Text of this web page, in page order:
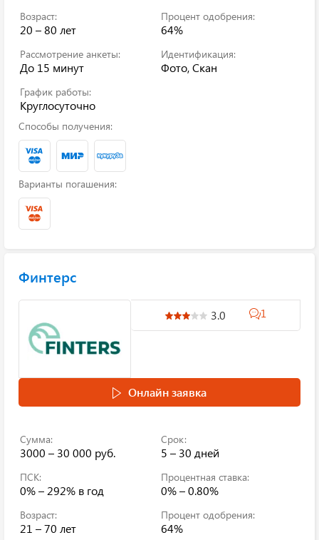
Возраст:
20 – 80 лет
Процент одобрения:
64%
Рассмотрение анкеты:
До 15 минут
Идентификация:
Фото, Скан
График работы:
Круглосуточно
Способы получения:
Варианты погашения:
Финтерс
3.0 1
Онлайн заявка
Сумма:
3000 – 30 000 руб.
Срок:
5 – 30 дней
ПСК:
0% – 292% в год
Процентная ставка:
0% – 0.80%
Возраст:
21 – 70 лет
Процент одобрения:
64%